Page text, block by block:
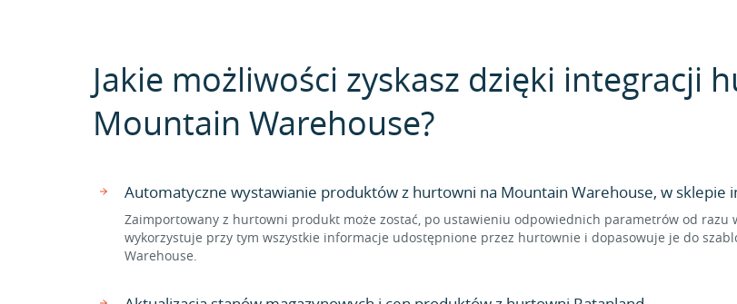
Jakie możliwości zyskasz dzięki integracji
Mountain Warehouse?
Automatyczne wystawianie produktów z hurtowni na Mountain Warehouse, w sklepie
Zaimportowany z hurtowni produkt może zostać, po ustawieniu odpowiednich parametrów od
wykorzystuje przy tym wszystkie informacje udostępnione przez hurtownie i dopasowuje je do
Warehouse.